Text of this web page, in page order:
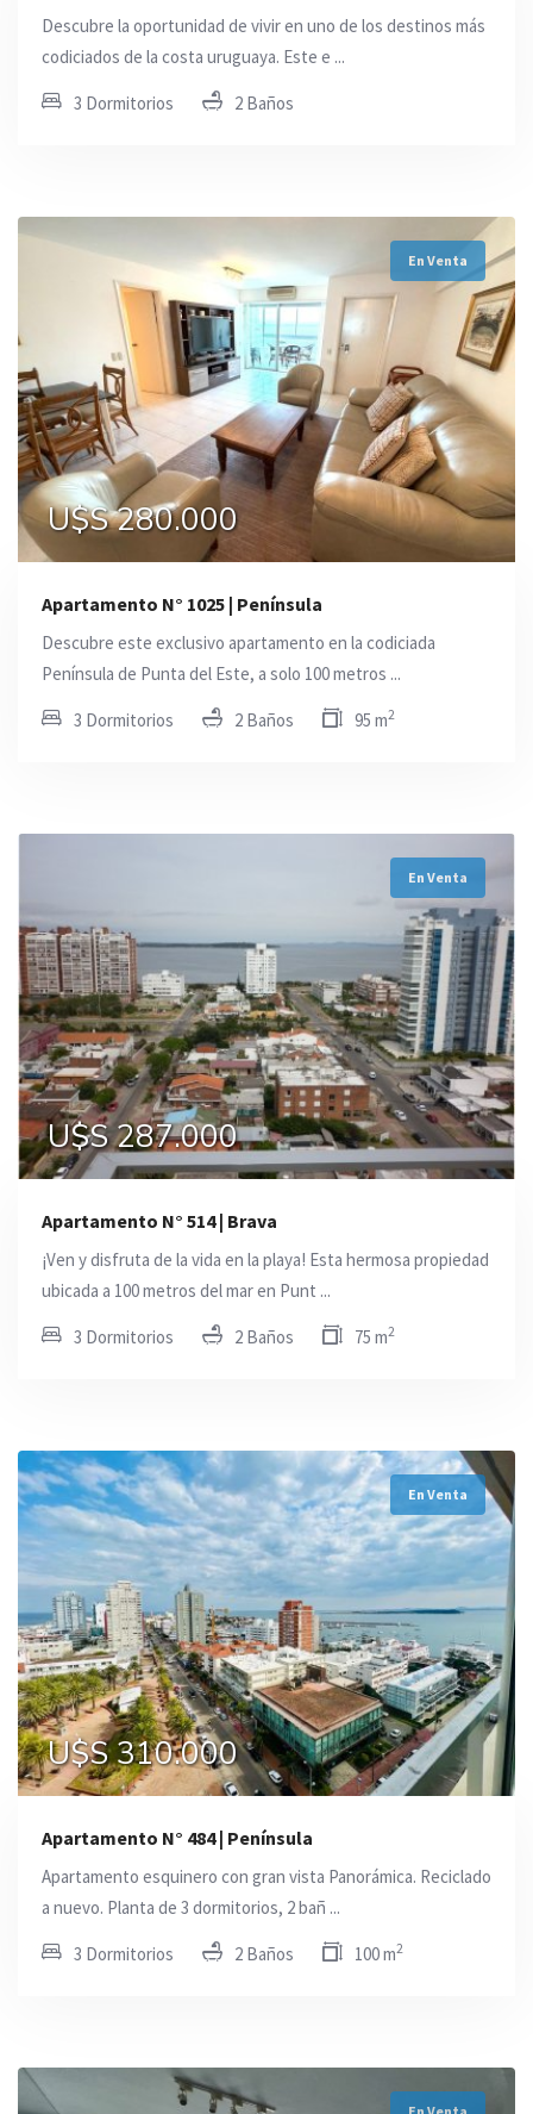
Descubre la oportunidad de vivir en uno de los destinos más
codiciados de la costa uruguaya. Este e ...
3 Dormitorios 2 Baños
En Venta
U$S 280.000
Apartamento N° 1025 | Península
Descubre este exclusivo apartamento en la codiciada
Península de Punta del Este, a solo 100 metros ...
3 Dormitorios 2 Baños 95 m2
En Venta
U$S 287.000
Apartamento N° 514 | Brava
¡Ven y disfruta de la vida en la playa! Esta hermosa propiedad
ubicada a 100 metros del mar en Punt ...
3 Dormitorios 2 Baños 75 m2
En Venta
U$S 310.000
Apartamento N° 484 | Península
Apartamento esquinero con gran vista Panorámica. Reciclado
a nuevo. Planta de 3 dormitorios, 2 bañ ...
3 Dormitorios 2 Baños 100 m2